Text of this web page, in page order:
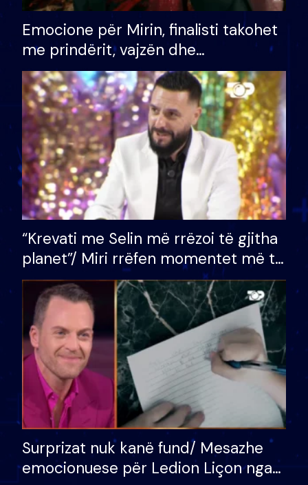
Emocione për Mirin, finalisti takohet
me prindërit, vajzën dhe
bashkëshorten: S’kemi ndonjë letër
divorci apo jo?
“Krevati me Selin më rrëzoi të gjitha
planet”/ Miri rrëfen momentet më të
bukura në shtëpinë e BB VIP: Do më
mungojë zilja e mëngjesit kur…
Surprizat nuk kanë fund/ Mesazhe
emocionuese për Ledion Liçon nga